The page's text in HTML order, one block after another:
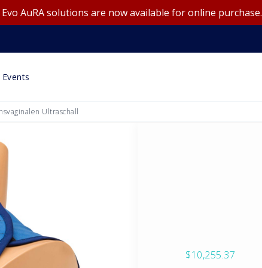
AuRA solutions are now available for online purchase.
Events
Ultraschall
$10,255.37